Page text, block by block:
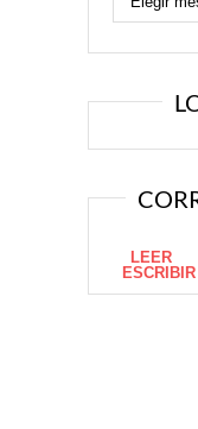
LEER
ESCRIBIR